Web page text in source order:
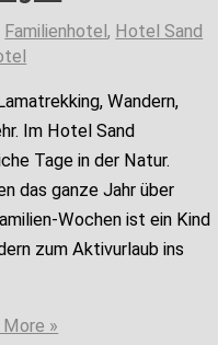
Familienhotel, Hotel Sand
Wandern,
Im Hotel Sand
Tage in der Natur.
das ganze Jahr über
Wochen ist ein Kind
zum Aktivurlaub ins
More »